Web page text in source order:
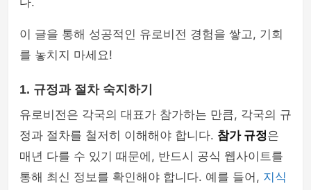
이 글을 통해 성공적인 유로비전 경험을 쌓고, 기회
를 놓치지 마세요!
1. 규정과 절차 숙지하기
유로비전은 각국의 대표가 참가하는 만큼, 각국의 규
정과 절차를 철저히 이해해야 합니다. 참가 규정은
매년 다를 수 있기 때문에, 반드시 공식 웹사이트를
통해 최신 정보를 확인해야 합니다. 예를 들어, 지식